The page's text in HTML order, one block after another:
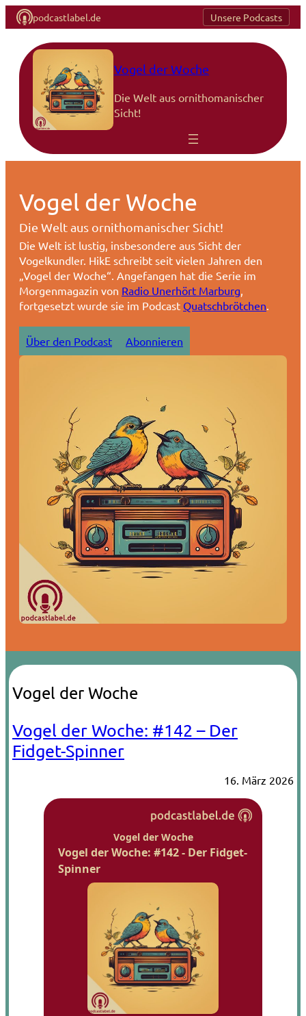
podcastlabel.de Unsere Podcasts
Inhalt
springen
Vogel der Woche
Die Welt aus ornithomanischer
Sicht!
Vogel der Woche
Die Welt aus ornithomanischer Sicht!
Die Welt ist lustig, insbesondere aus Sicht der
Vogelkundler. HikE schreibt seit vielen Jahren den
„Vogel der Woche“. Angefangen hat die Serie im
Morgenmagazin von Radio Unerhört Marburg
fortgesetzt wurde sie im Podcast Quatschbrötchen
Über den Podcast Abonnieren
Vogel der Woche
Vogel der Woche: #142 – Der
Fidget-Spinner
16. März 2026